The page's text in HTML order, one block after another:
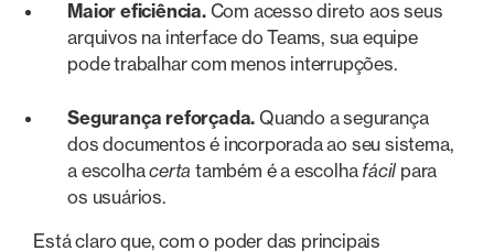
Maior eficiência. Com acesso direto aos seus
arquivos na interface do Teams, sua equipe
pode trabalhar com menos interrupções.
Segurança reforçada. Quando a segurança
dos documentos é incorporada ao seu sistema,
a escolhacerta também é a escolha fácil para
os usuários.
Está claro que, com o poder das principais